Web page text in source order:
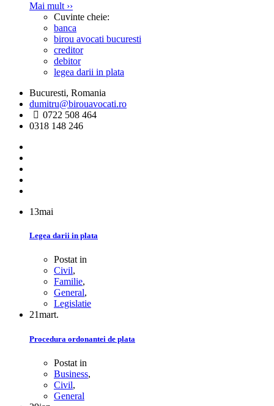
Mai mult ››
Cuvinte cheie:
banca
birou avocati bucuresti
creditor
debitor
legea darii in plata
Bucuresti, Romania
dumitru@birouavocati.ro
0722 508 464
0318 148 246
13mai
Legea darii in plata
Postat in
Civil,
Familie,
General,
Legislatie
21mart.
Procedura ordonantei de plata
Postat in
Business,
Civil,
General